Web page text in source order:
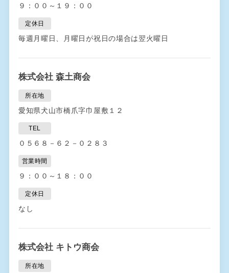
９：００～１９：００
定休日
毎週月曜日、月曜日が祝日の場合は翌火曜日
株式会社 森土商会
所在地
愛知県犬山市橋爪字巾屋敷１２
TEL
０５６８－６２－０２８３
営業時間
９：００～１８：００
定休日
なし
株式会社 キトウ商会
所在地